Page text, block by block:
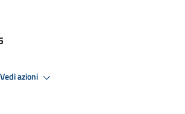
Vedi azioni